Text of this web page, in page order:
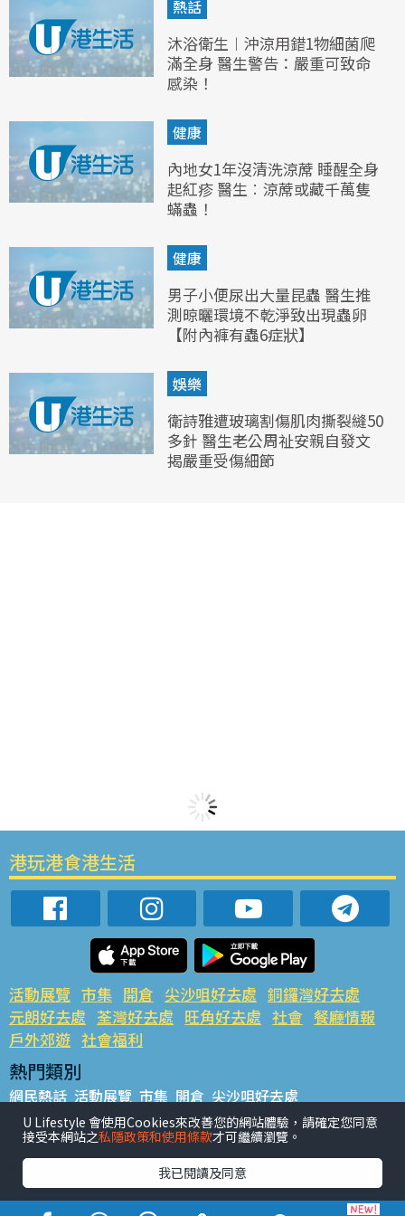
熱話
沐浴衛生︱沖涼用錯1物細菌爬
滿全身 醫生警告：嚴重可致命
感染！
健康
內地女1年沒清洗涼蓆 睡醒全身
起紅疹 醫生︰涼蓆或藏千萬隻
蟎蟲！
健康
男子小便尿出大量昆蟲 醫生推
測晾曬環境不乾淨致出現蟲卵
【附內褲有蟲6症狀】
娛樂
衛詩雅遭玻璃割傷肌肉撕裂縫50
多針 醫生老公周祉安親自發文
揭嚴重受傷細節
港玩港食港生活
活動展覽 市集 開倉 尖沙咀好去處 銅鑼灣好去處
元朗好去處 荃灣好去處 旺角好去處 社會 餐廳情報
戶外郊遊 社會福利
熱門類別
網民熱話 活動展覽 市集 開倉 尖沙咀好去處
銅鑼灣好去處 元朗好去處 荃灣好去處 旺角好去處 社會
餐廳情報 戶外郊遊
熱門標籤
#UGO搵好去處 #人氣活動推介 #美食社群熱話
U Lifestyle 會使用Cookies來改善您的網站體驗，請確定您同意
接受本網站之私隱政策和使用條款才可繼續瀏覽。
我已閱讀及同意